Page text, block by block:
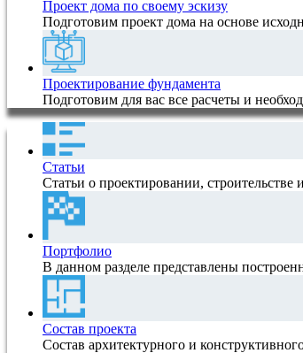
Проект дома по своему эскизу
Подготовим проект дома на основе
Проектирование фундамента
Подготовим для вас все расчеты и
Статьи
Статьи о проектировании,
Портфолио
В данном разделе представлены
Состав проекта
Состав архитектурного и